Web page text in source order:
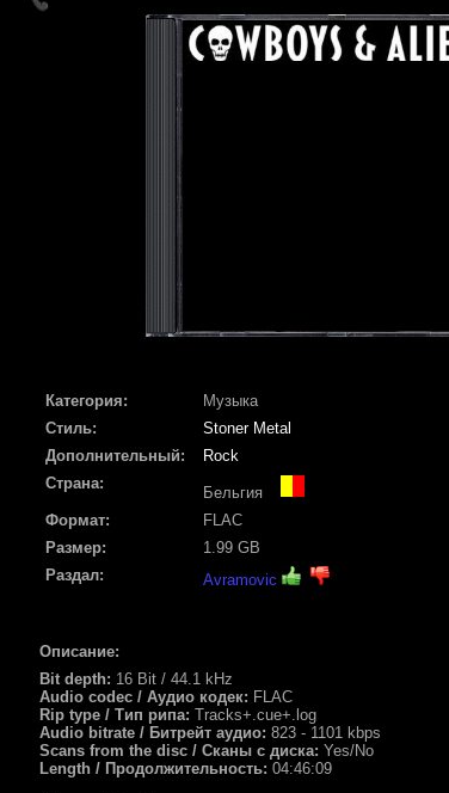
Категория:
Музыка
Стиль:
Stoner Metal
Дополнительный:
Rock
Страна:
Бельгия
Формат:
FLAC
Размер:
1.99 GB
Раздал:
Avramovic
Описание:
Bit depth: 16 Bit / 44.1 kHz
Audio codec / Аудио кодек: FLAC
Rip type / Тип рипа: Tracks+.cue+.log
Audio bitrate / Битрейт аудио: 823 - 1101 kbps
Scans from the disc / Сканы с диска: Yes/No
Length / Продолжительность: 04:46:09